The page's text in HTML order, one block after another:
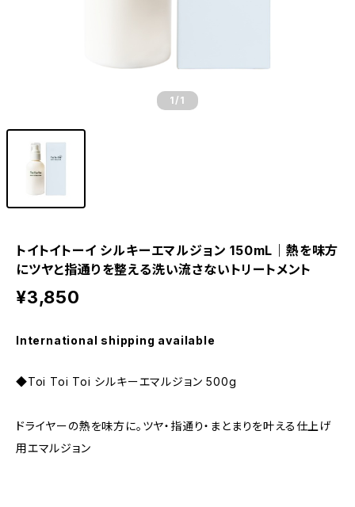
1 /1
トイトイトーイ シルキーエマルジョン 150mL｜熱を味方
にツヤと指通りを整える洗い流さないトリートメント
¥3,850
International shipping available
◆Toi Toi Toi シルキーエマルジョン 500g
ドライヤーの熱を味方に。ツヤ・指通り・まとまりを叶える仕上げ
用エマルジョン